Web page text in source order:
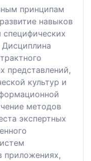
принципам
навыков
Дисциплина
представлений,
культур и
методов
экспертных
приложениях,